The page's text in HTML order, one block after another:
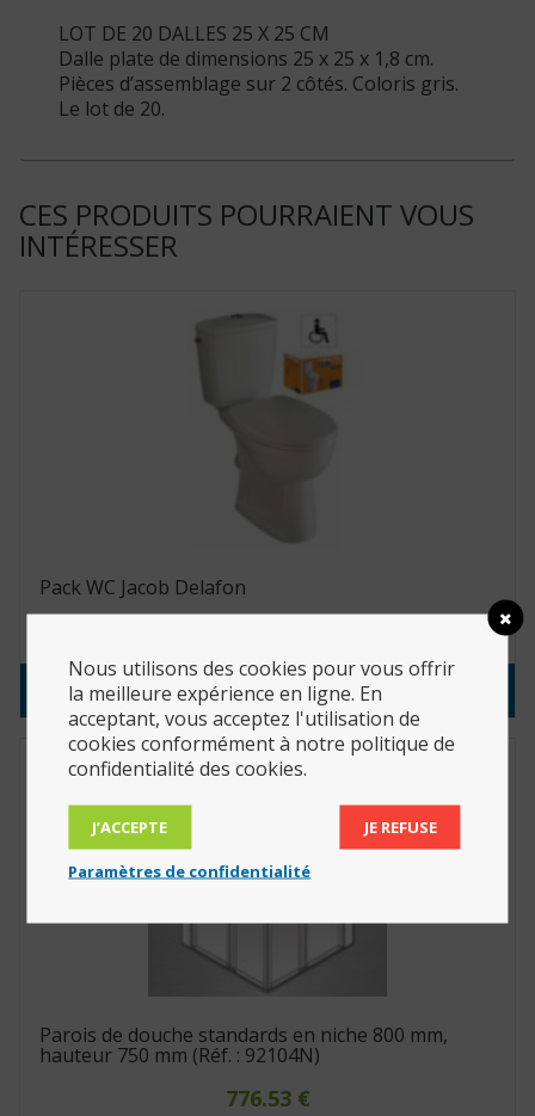
LOT DE 20 DALLES 25 X 25 CM
Dalle plate de dimensions 25 x 25 x 1,8 cm.
Pièces d’assemblage sur 2 côtés. Coloris gris.
Le lot de 20.
CES PRODUITS POURRAIENT VOUS
INTÉRESSER
Pack WC Jacob Delafon
Consulter le produit
Parois de douche standards en niche 800 mm,
hauteur 750 mm (Réf. : 92104N)
776.53 €
Nous utilisons des cookies pour vous offrir
la meilleure expérience en ligne. En
acceptant, vous acceptez l'utilisation de
cookies conformément à notre politique de
confidentialité des cookies.
J’ACCEPTE JE REFUSE
Paramètres de confidentialité